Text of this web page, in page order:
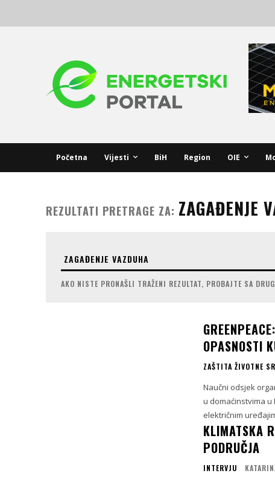
Početna Vijesti BiH Region OIE
REZULTATI PRETRAGE ZA: ZAGAĐENJE
AKO NISTE PRONAŠLI TRAŽENI REZULTAT, PROBAJTE SA
OPASNOSTI
ZAŠTITA ŽIVOTNE
Naučni odsjek
u domaćinstvima
električnim
KLIMATSKA
PODRUČJA
INTERVJU